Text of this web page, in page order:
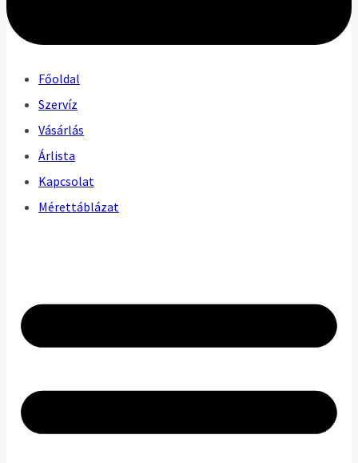
Főoldal
Szervíz
Vásárlás
Árlista
Kapcsolat
Mérettáblázat